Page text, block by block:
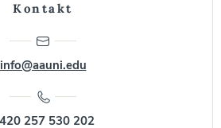
Kontakt
info@aauni.edu
257 530 202